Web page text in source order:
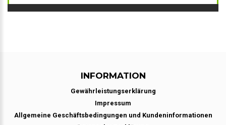
INFORMATION
Gewährleistungserklärung
Impressum
Allgemeine Geschäftsbedingungen und Kundeninformationen